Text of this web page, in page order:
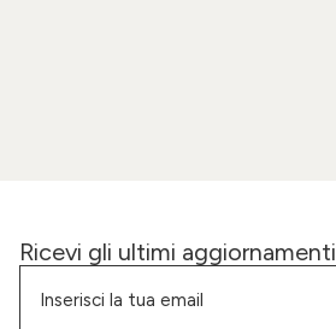
Ricevi gli ultimi aggiornamenti